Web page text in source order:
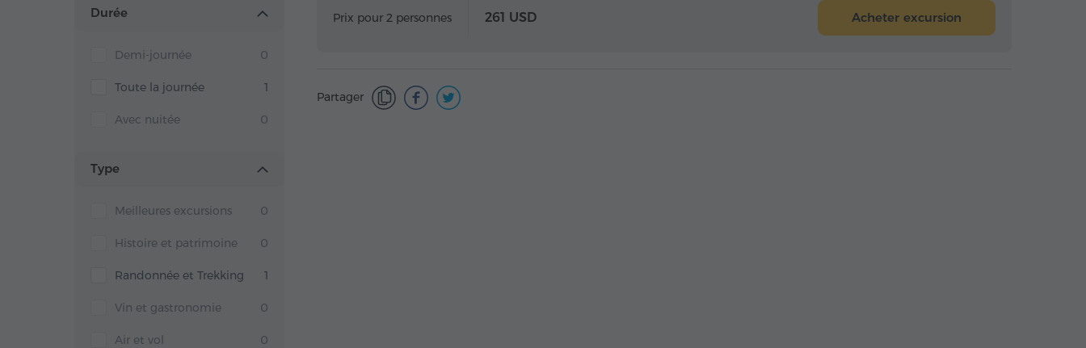
Durée
Demi-journée 0
Toute la journée 1
Avec nuitée 0
Type
Meilleures excursions 0
Histoire et patrimoine 0
Randonnée et Trekking 1
Vin et gastronomie 0
Air et vol 0
Prix pour 2 personnes 261 USD Acheter excursion
Partager